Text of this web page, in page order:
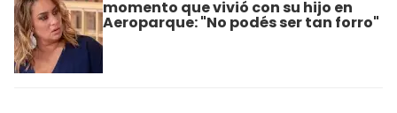
momento que vivió con su hijo en
Aeroparque: "No podés ser tan forro"